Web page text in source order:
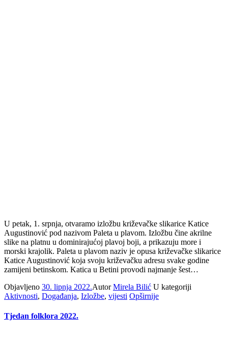
U petak, 1. srpnja, otvaramo izložbu križevačke slikarice Katice
Augustinović pod nazivom Paleta u plavom. Izložbu čine akrilne
slike na platnu u dominirajućoj plavoj boji, a prikazuju more i
morski krajolik. Paleta u plavom naziv je opusa križevačke slikarice
Katice Augustinović koja svoju križevačku adresu svake godine
zamijeni betinskom. Katica u Betini provodi najmanje šest…
Objavljeno 30. lipnja 2022.AutorMirela Bilić U kategoriji
Aktivnosti, Događanja, Izložbe, vijesti Opširnije
Tjedan folklora 2022.